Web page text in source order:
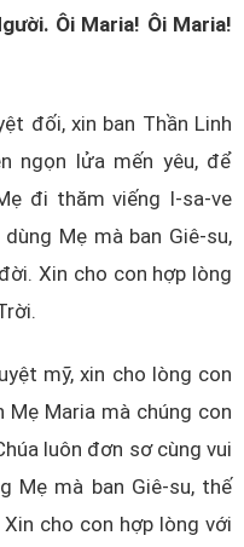
Ôi Maria! Ôi Maria!
đối, xin ban Thần Linh
ngọn lửa mến yêu, để
đi thăm viếng I-sa-ve
Mẹ mà ban Giê-su,
Xin cho con hợp lòng
mỹ, xin cho lòng con
Mẹ Maria mà chúng con
luôn đơn sơ cùng vui
Mẹ mà ban Giê-su, thế
cho con hợp lòng với